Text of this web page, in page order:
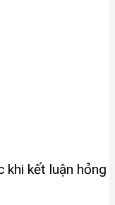
khi kết luận hỏng